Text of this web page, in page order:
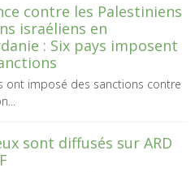
contre les Palestiniens
israéliens en
: Six pays imposent
ont imposé des sanctions contre
sont diffusés sur ARD